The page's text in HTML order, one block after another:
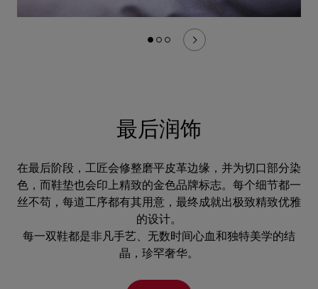
最后润饰
在最后阶段，工匠会修整磨平皮革边缘，并为切口部分染
色，而鞋垫也会印上精致的金色品牌标志。每个细节都一
丝不苟，每道工序都有其用意，最终成就出极致精致优雅
的设计。
每一双鞋都是非凡手艺、无数时间心血和独特美学的结
晶，珍罕奢华。